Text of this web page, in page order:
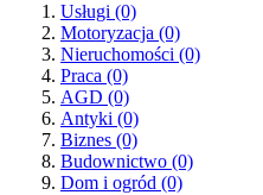
Usługi (0)
Motoryzacja (0)
Nieruchomości (0)
Praca (0)
AGD (0)
Antyki (0)
Biznes (0)
Budownictwo (0)
Dom i ogród (0)